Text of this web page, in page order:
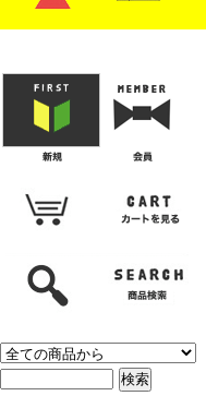
・レザーシューズ/